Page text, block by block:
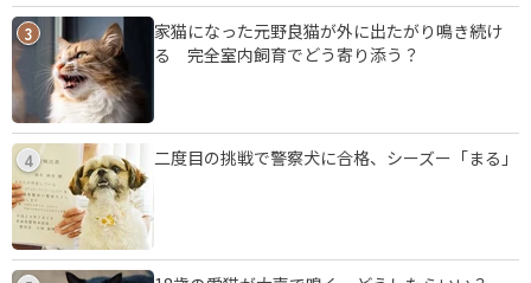
3
家猫になった元野良猫が外に出たがり鳴き続け
る 完全室内飼育でどう寄り添う？
4 二度目の挑戦で警察犬に合格、シーズー「まる」